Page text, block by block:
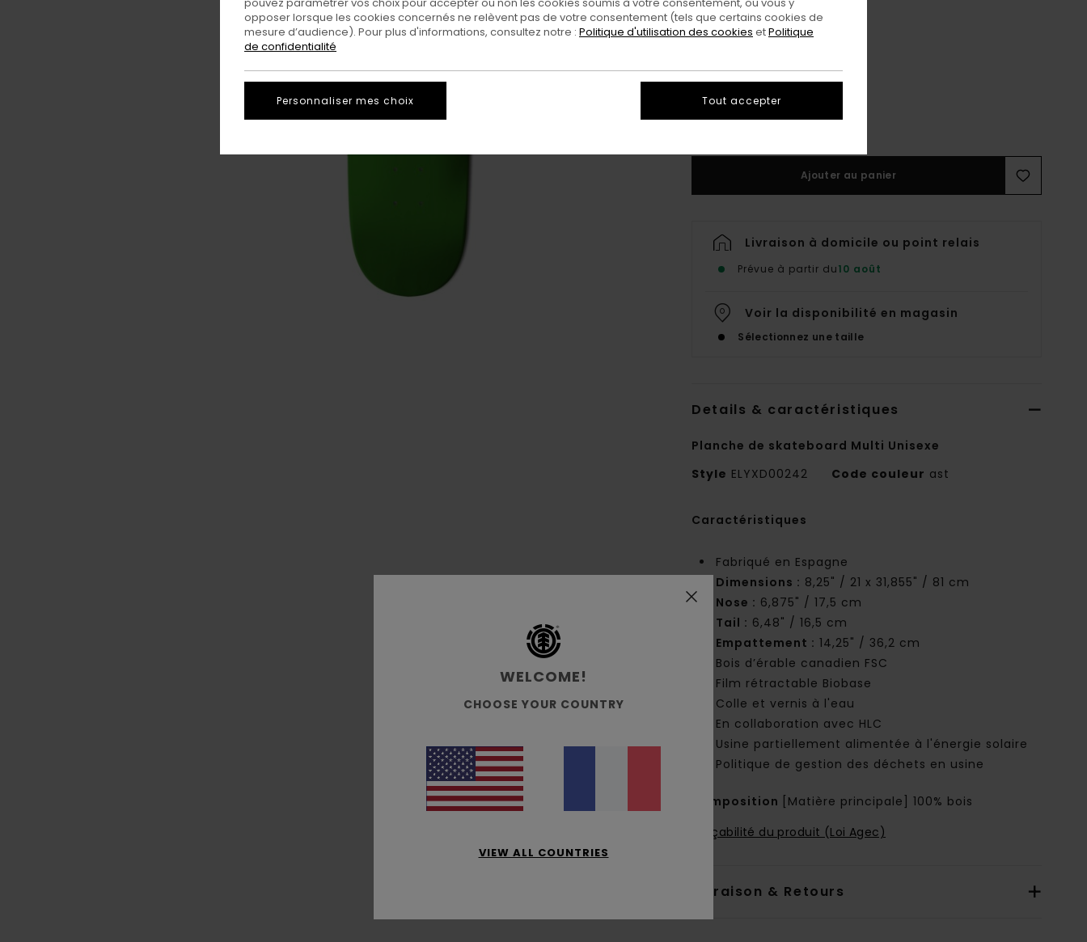
Ajouter au panier
Livraison à domicile ou point relais
Prévue à partir du10 août
Voir la disponibilité en magasin
Sélectionnez une taille
Details & caractéristiques
Planche de skateboard Multi Unisexe
Style ELYXD00242 Code couleur ast
Caractéristiques
Fabriqué en Espagne
Dimensions : 8,25" / 21 x 31,855" / 81 cm
Nose : 6,875" / 17,5 cm
Tail : 6,48" / 16,5 cm
Empattement : 14,25" / 36,2 cm
Bois d’érable canadien FSC
Film rétractable Biobase
Colle et vernis à l'eau
En collaboration avec HLC
Usine partiellement alimentée à l'énergie solaire
Politique de gestion des déchets en usine
Composition
[Matière principale] 100% bois
Traçabilité du produit (Loi Agec)
Livraison & Retours
WELCOME!
CHOOSE YOUR COUNTRY
VIEW ALL COUNTRIES
opposer lorsque les cookies concernés ne relèvent pas de votre consentement (tels que certains cookies de
mesure d’audience). Pour plus d'informations, consultez notre : Politique d'utilisation des cookies etPolitique
de confidentialité
Personnaliser mes choix Tout accepter